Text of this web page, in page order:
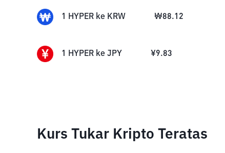
1 HYPER ke KRW ₩88.12
1 HYPER ke JPY ¥9.83
Kurs Tukar Kripto Teratas